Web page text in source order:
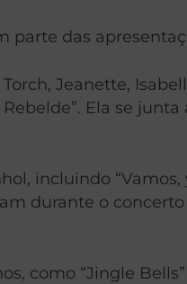
parte das
Jeanette,
Ela se
incluindo
durante o
como “Jingle Bells”